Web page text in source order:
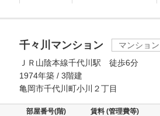
千々川マンション
マンション
ＪＲ山陰本線千代川駅 徒歩6分
1974年築 / 3階建
亀岡市千代川町小川２丁目
部屋番号(階) 賃料 (管理費等)